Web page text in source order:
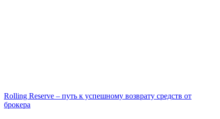
Rolling Reserve – путь к успешному возврату средств от
брокера